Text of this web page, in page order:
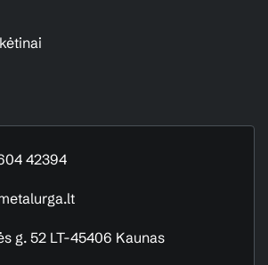
42394
g. 52 LT-45406 Kaunas